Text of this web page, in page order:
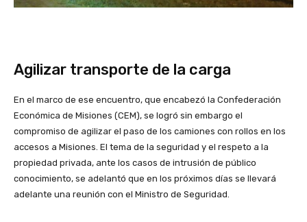
Agilizar transporte de la carga
En el marco de ese encuentro, que encabezó la Confederación
Económica de Misiones (CEM), se logró sin embargo el
compromiso de agilizar el paso de los camiones con rollos en los
accesos a Misiones. El tema de la seguridad y el respeto a la
propiedad privada, ante los casos de intrusión de público
conocimiento, se adelantó que en los próximos días se llevará
adelante una reunión con el Ministro de Seguridad.